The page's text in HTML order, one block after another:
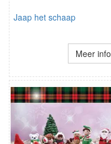
Jaap het schaap
Meer info